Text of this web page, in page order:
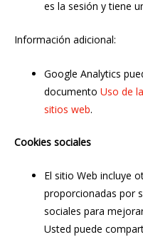
es la sesión y tiene
Información adicional:
Google Analytics
documento Uso de
sitios web.
Cookies sociales
El sitio Web incluye
proporcionadas por
sociales para
Usted puede